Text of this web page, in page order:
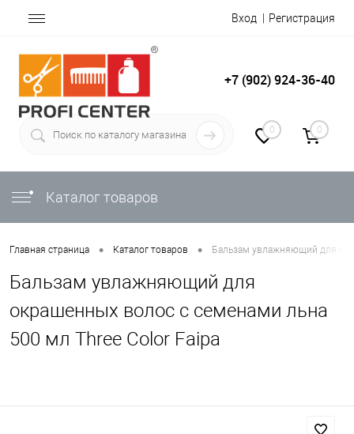
Вход Регистрация
+7 (902) 924-36-40
0 0
Каталог товаров
Главная страница • Каталог товаров • Бальзам увлажняющий для
Бальзам увлажняющий для
окрашенных волос с семенами льна
500 мл Three Color Faipa